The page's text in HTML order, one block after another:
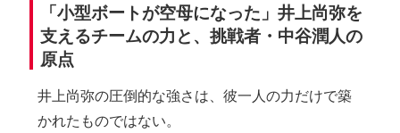
「小型ボートが空母になった」井上尚弥を
支えるチームの力と、挑戦者・中谷潤人の
原点
井上尚弥の圧倒的な強さは、彼一人の力だけで築
かれたものではない。